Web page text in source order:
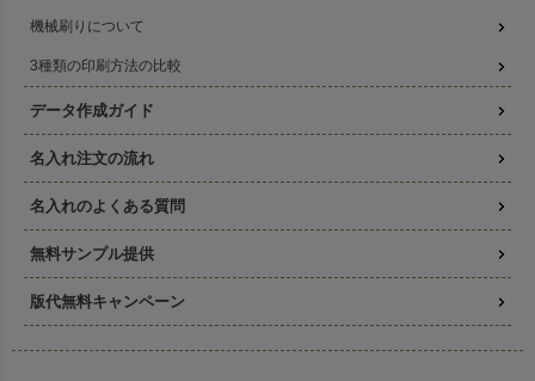
機械刷りについて
3種類の印刷方法の比較
データ作成ガイド
名入れ注文の流れ
名入れのよくある質問
無料サンプル提供
版代無料キャンペーン